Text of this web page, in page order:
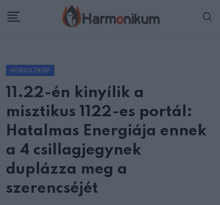
HOROSZKÓP
11.22-én kinyílik a
misztikus 1122-es portál:
Hatalmas Energiája ennek
a 4 csillagjegynek
duplázza meg a
szerencséjét